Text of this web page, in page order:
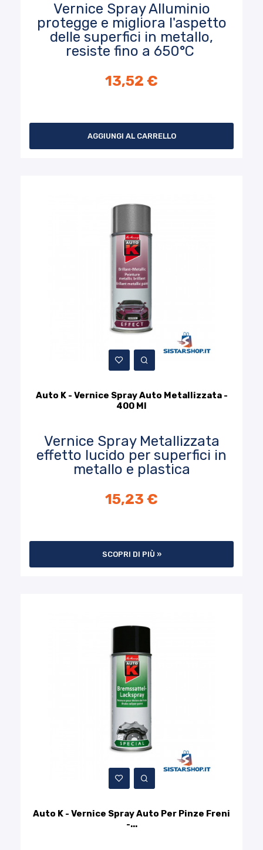
Vernice Spray Alluminio
protegge e migliora l'aspetto
delle superfici in metallo,
resiste fino a 650°C
13,52 €
AGGIUNGI AL CARRELLO
Auto K - Vernice Spray Auto Metallizzata -
400 Ml
Vernice Spray Metallizzata
effetto lucido per superfici in
metallo e plastica
15,23 €
SCOPRI DI PIÙ »
Auto K - Vernice Spray Auto Per Pinze Freni
-...